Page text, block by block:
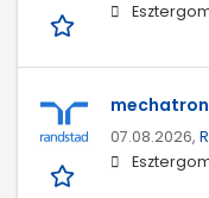
07.08.2026,